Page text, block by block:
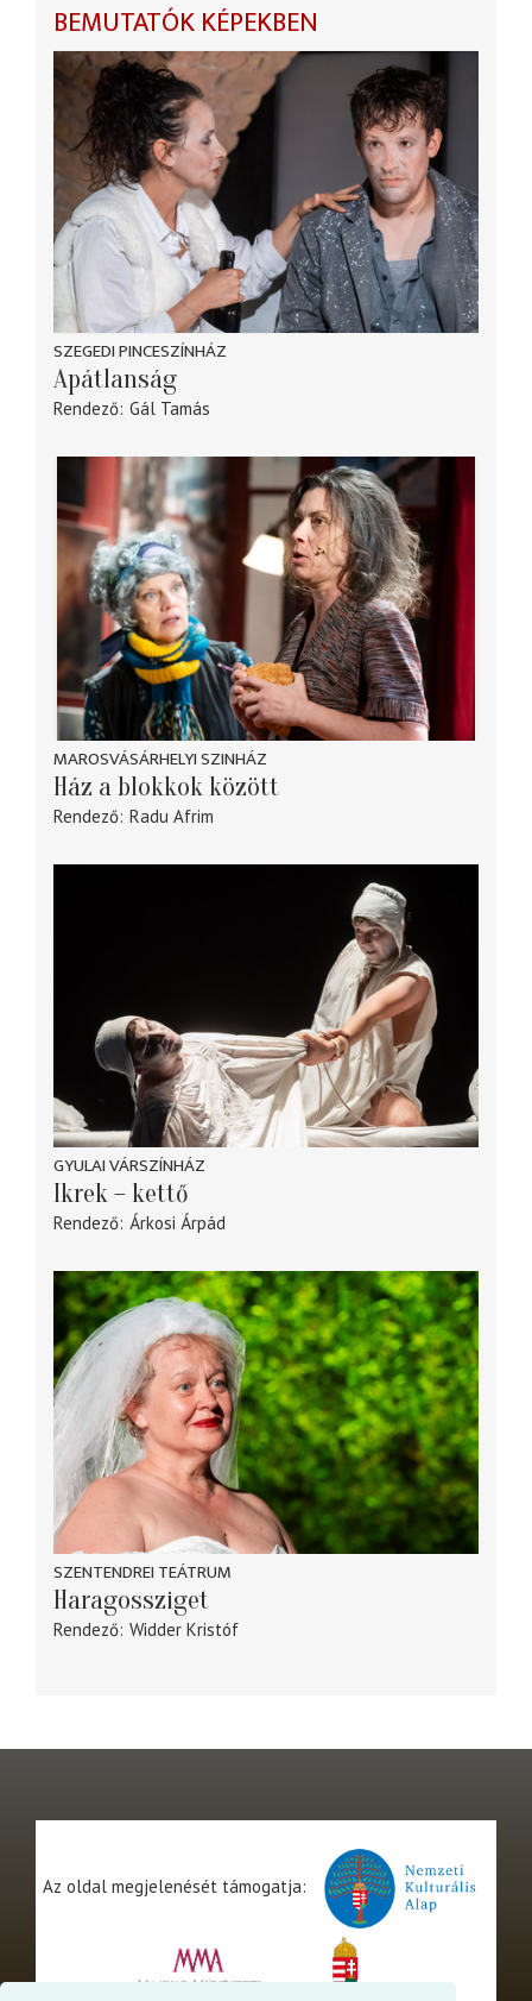
BEMUTATÓK KÉPEKBEN
SZEGEDI PINCESZÍNHÁZ
Apátlanság
Rendező Gál Tamás
MAROSVÁSÁRHELYI SZINHÁZ
Ház a blokkok között
Rendező Radu Afrim
GYULAI VÁRSZÍNHÁZ
Ikrek – kettő
Rendező Árkosi Árpád
SZENTENDREI TEÁTRUM
Haragossziget
Rendező Widder Kristóf
Az oldal megjelenését támogatja: